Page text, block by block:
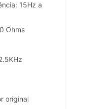
15Hz a
Ohms
original